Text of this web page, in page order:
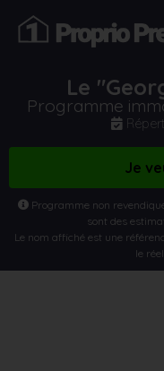
Le
Programme
Je
Programme non
sont des
Le nom affiché est une
le